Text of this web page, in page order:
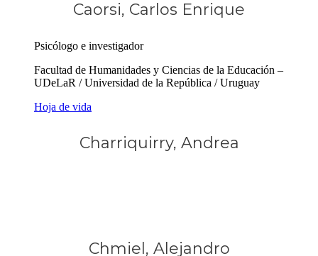
Caorsi, Carlos Enrique
Psicólogo e investigador
Facultad de Humanidades y Ciencias de la Educación –
UDeLaR / Universidad de la República / Uruguay
Hoja de vida
Charriquirry, Andrea
Chmiel, Alejandro